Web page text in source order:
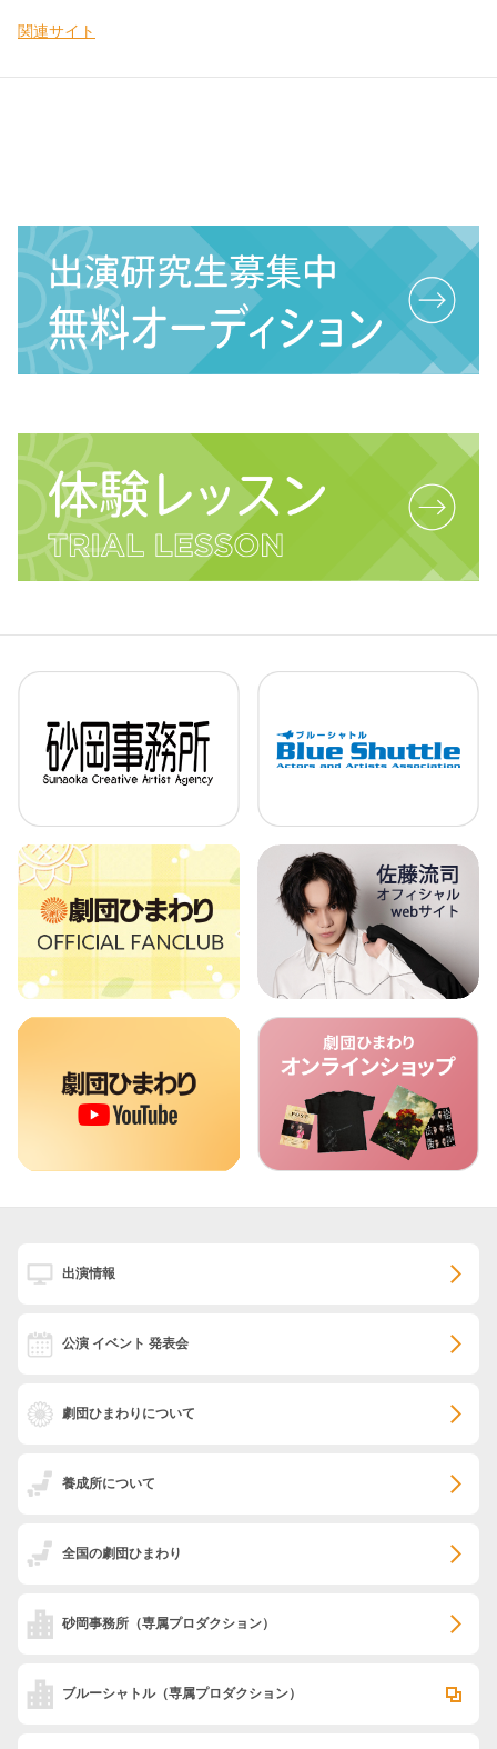
関連サイト
出演情報
公演 イベント 発表会
劇団ひまわりについて
養成所について
全国の劇団ひまわり
砂岡事務所 （専属プロダクション）
ブルーシャトル（専属プロダクション）